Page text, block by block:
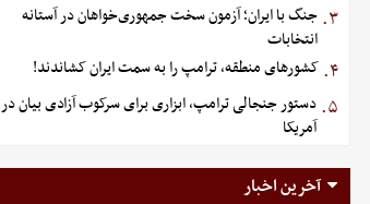
۳. جنگ با ایران؛ آزمون سخت جمهوری‌خواهان در آستانه
انتخابات
۴. کشورهای منطقه، ترامپ را به سمت ایران کشاندند!
۵. دستور جنجالی ترامپ، ابزاری برای سرکوب آزادی بیان در
آمریکا
آخرین اخبار